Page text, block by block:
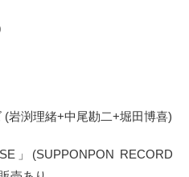
岩渕理緒+中尾勘二+堀田博喜)
」(SUPPONPON RECORD